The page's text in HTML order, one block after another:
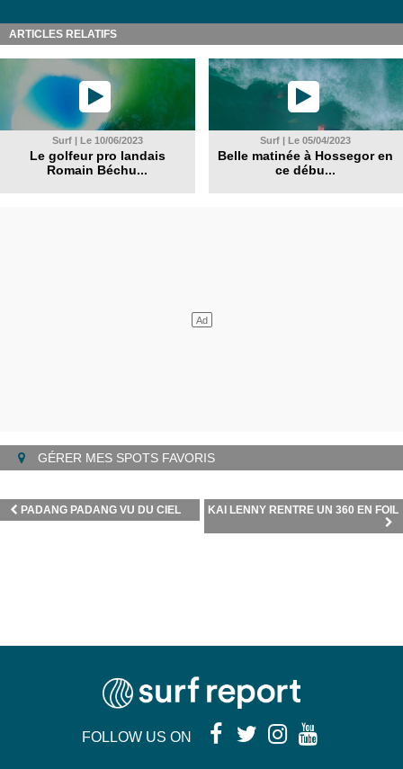
ARTICLES RELATIFS
Surf | Le 10/06/2023
Le golfeur pro landais
Romain Béchu...
Surf | Le 05/04/2023
Belle matinée à Hossegor en
ce débu...
GÉRER MES SPOTS FAVORIS
KAI LENNY RENTRE UN 360 EN FOIL
PADANG PADANG VU DU CIEL
FOLLOW US ON